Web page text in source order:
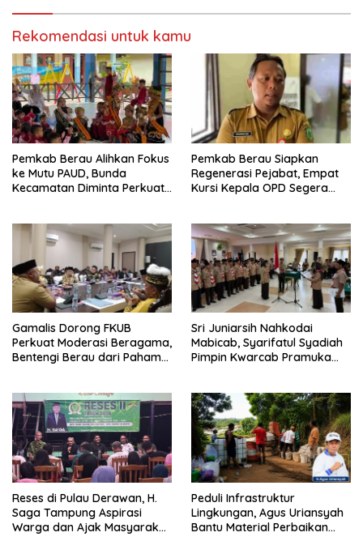
Rekomendasi untuk kamu
Pemkab Berau Alihkan Fokus
ke Mutu PAUD, Bunda
Kecamatan Diminta Perkuat
Pemkab Berau Siapkan
Regenerasi Pejabat, Empat
Kursi Kepala OPD Segera
Gamalis Dorong FKUB
Perkuat Moderasi Beragama,
Bentengi Berau dari Paham
Sri Juniarsih Nahkodai
Mabicab, Syarifatul Syadiah
Pimpin Kwarcab Pramuka
Reses di Pulau Derawan, H.
Saga Tampung Aspirasi
Warga dan Ajak Masyarakat
Peduli Infrastruktur
Lingkungan, Agus Uriansyah
Bantu Material Perbaikan